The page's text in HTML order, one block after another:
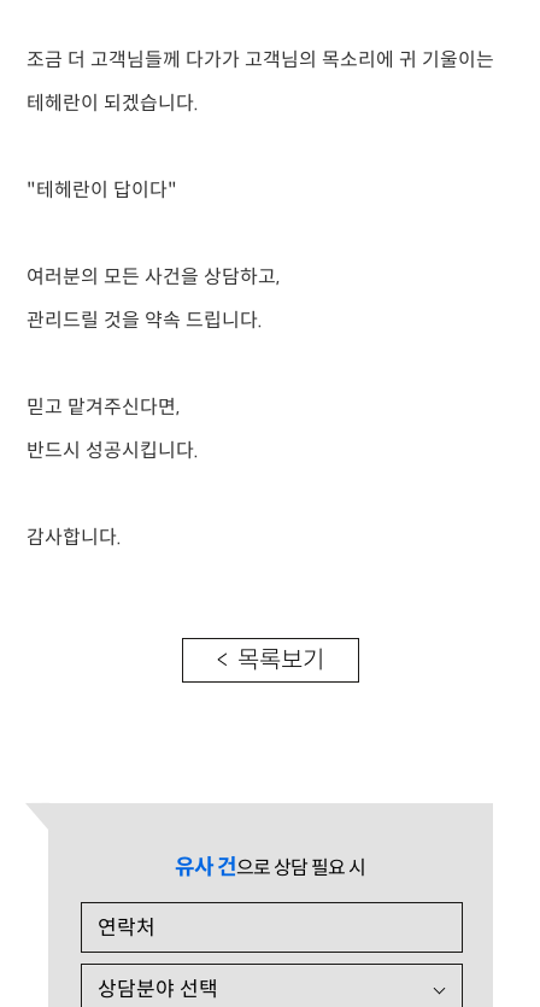
조금 더 고객님들께 다가가 고객님의 목소리에 귀 기울이는
테헤란이 되겠습니다.
"테헤란이 답이다"
여러분의 모든 사건을 상담하고,
관리드릴 것을 약속 드립니다.
믿고 맡겨주신다면,
반드시 성공시킵니다.
감사합니다.
< 목록보기
유사 건으로 상담 필요 시